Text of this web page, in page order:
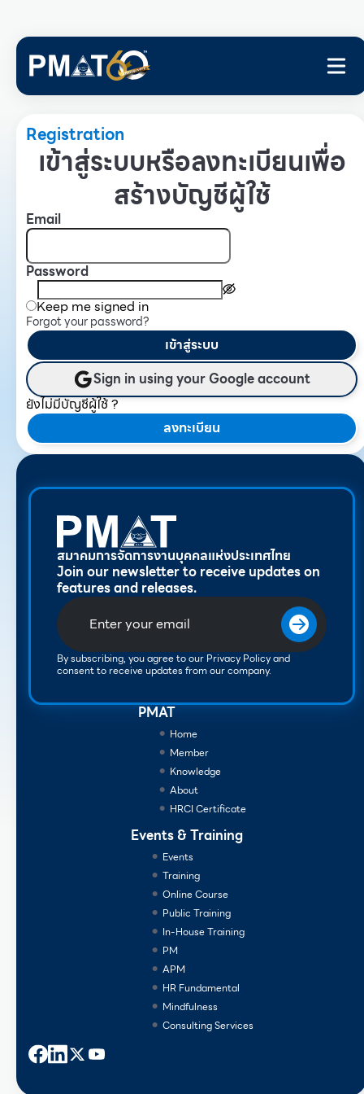
Registration
เข้าสู่ระบบหรือลงทะเบียนเพื่อ
สร้างบัญชีผู้ใช้
Email
Password
Keep me signed in
Forgot your password?
เข้าสู่ระบบ
Sign in using your Google account
ยังไม่มีบัญชีผู้ใช้ ?
ลงทะเบียน
สมาคมการจัดการงานบุคคลแห่งประเทศไทย
Join our newsletter to receive updates on
features and releases.
By subscribing, you agree to our Privacy Policy and
consent to receive updates from our company.
PMAT
Home
Member
Knowledge
About
HRCI Certificate
Events & Training
Events
Training
Online Course
Public Training
In-House Training
PM
APM
HR Fundamental
Mindfulness
Consulting Services